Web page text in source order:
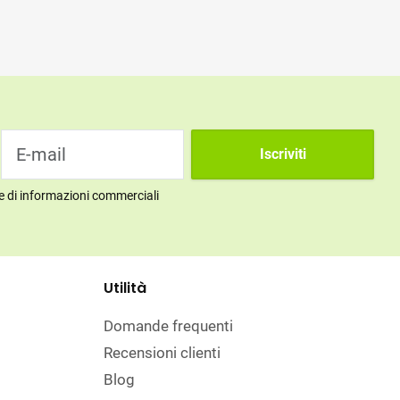
Iscriviti
di informazioni commerciali
Utilità
Domande frequenti
Recensioni clienti
Blog